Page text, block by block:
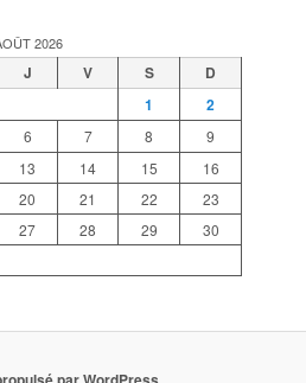
2026
J V S
D
1
2
6 7 8
9
13 14 15
16
20 21 22
23
27 28 29
30